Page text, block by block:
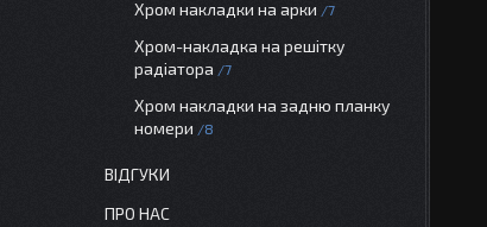
Хром накладки на арки 7
Хром-накладка на решітку
радіатора
7
Хром накладки на задню планку
номери
8
ВІДГУКИ
ПРО НАС